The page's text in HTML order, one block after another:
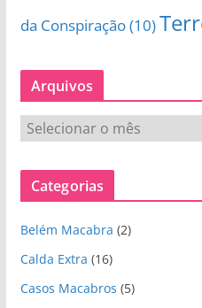
da Conspiração(10)
Arquivos
q
v
o
s
Categorias
Belém Macabra (2)
Calda Extra (16)
Casos Macabros (5)